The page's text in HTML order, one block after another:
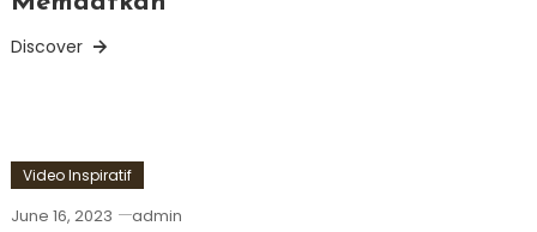
Discover
Video Inspiratif
June 16, 2023 admin